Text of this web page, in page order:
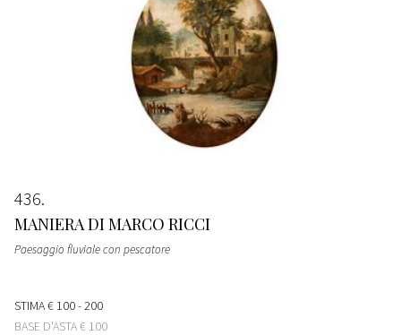
436
MANIERA DI MARCO RICCI
Paesaggio fluviale con pescatore
STIMA€ 100 - 200
BASE D'ASTA€ 100